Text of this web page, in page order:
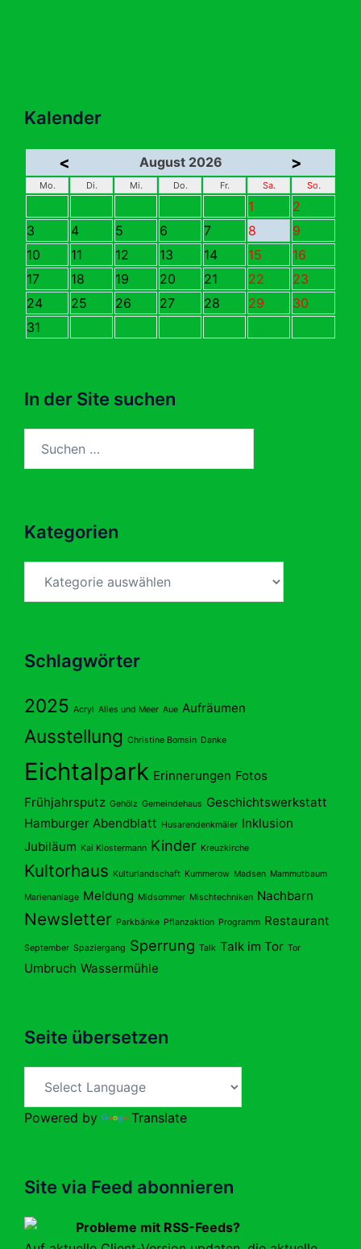
Kalender
< August 2026 >
Mo. Di. Mi. Do. Fr. Sa. So.
1
2
3
4 5 6 7 8
9
10
11 12 13 14 15
16
17
18 19 20 21 22
23
24
25 26 27 28 29
30
31
In der Site suchen
Kategorien
Schlagwörter
2025 Acryl Alles und Meer Aue Aufräumen
Ausstellung Christine Bomsin Danke
Eichtalpark Erinnerungen Fotos
Frühjahrsputz Gehölz Gemeindehaus Geschichtswerkstatt
Hamburger Abendblatt Husarendenkmäler Inklusion
Jubiläum Kai Klostermann Kinder Kreuzkirche
Kultorhaus Kulturlandschaft Kummerow Madsen Mammutbaum
Marienanlage Meldung Midsommer Mischtechniken Nachbarn
Newsletter Parkbänke Pflanzaktion Programm Restaurant
September Spaziergang Sperrung Talk Talk im Tor Tor
Umbruch Wassermühle
Seite übersetzen
Powered by Translate
Site via Feed abonnieren
Probleme mit RSS-Feeds?